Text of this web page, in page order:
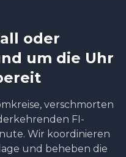
oder
um die Uhr
verschmorten
FI-
Wir koordinieren
und beheben die